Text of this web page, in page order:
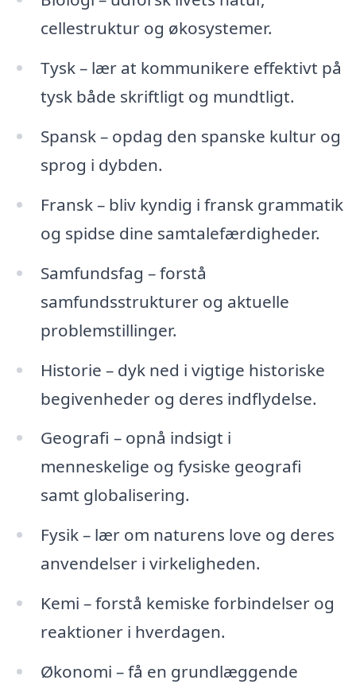
cellestruktur og økosystemer.
Tysk – lær at kommunikere effektivt på
tysk både skriftligt og mundtligt.
Spansk – opdag den spanske kultur og
sprog i dybden.
Fransk – bliv kyndig i fransk grammatik
og spidse dine samtalefærdigheder.
Samfundsfag – forstå
samfundsstrukturer og aktuelle
problemstillinger.
Historie – dyk ned i vigtige historiske
begivenheder og deres indflydelse.
Geografi – opnå indsigt i
menneskelige og fysiske geografi
samt globalisering.
Fysik – lær om naturens love og deres
anvendelser i virkeligheden.
Kemi – forstå kemiske forbindelser og
reaktioner i hverdagen.
Økonomi – få en grundlæggende